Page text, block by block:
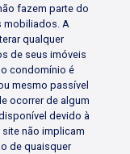
fazem parte do
mobiliados. A
qualquer
de seus imóveis
condomínio é
mesmo passível
ocorrer de algum
devido à
não implicam
de quaisquer